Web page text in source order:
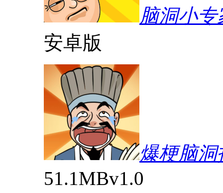
脑洞小
安卓版
爆梗脑
51.1MBv1.0